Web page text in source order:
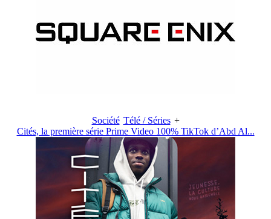
Société Télé / Séries +
Cités, la première série Prime Video 100% TikTok d’Abd Al...